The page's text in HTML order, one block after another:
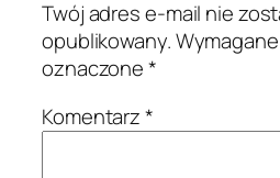
Twój adres e-mail nie
opublikowany.
oznaczone*
Komentarz*